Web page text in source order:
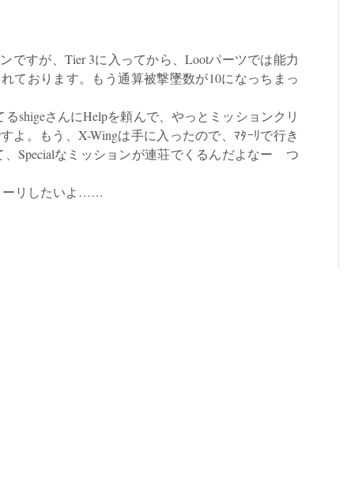
ですが、Tier 3に入ってから、Lootパーツでは能力
ております。もう通算被撃墜数が10になっちまっ
shigeさんにHelpを頼んで、やっとミッションクリ
よ。もう、X-Wingは手に入ったので、ﾏﾀｰﾘで行き
、Specialなミッションが連荘でくるんだよなー つ
ーリしたいよ……